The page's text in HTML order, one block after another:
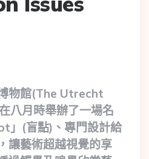
物館(The Utrecht
八月時舉辦了一場名
」(盲點)、專門設計給
讓藝術超越視覺的享